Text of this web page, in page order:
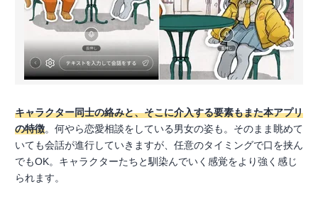
キャラクター同士の絡みと、そこに介入する要素もまた本アプリ
の特徴。何やら恋愛相談をしている男女の姿も。そのまま眺めて
いても会話が進行していきますが、任意のタイミングで口を挟ん
でもOK。キャラクターたちと馴染んでいく感覚をより強く感じ
られます。